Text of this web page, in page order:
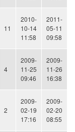
11
2010-
10-14
11:58
2011-
05-11
09:58
4
2009-
11-25
09:46
2009-
11-26
16:38
2
2009-
02-19
17:16
2009-
02-20
08:55